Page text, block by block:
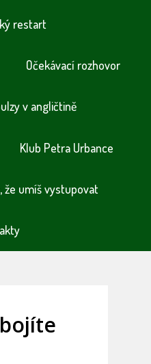
restart
Očekávací rozhovor
v angličtině
Klub Petra Urbance
že umíš vystupovat